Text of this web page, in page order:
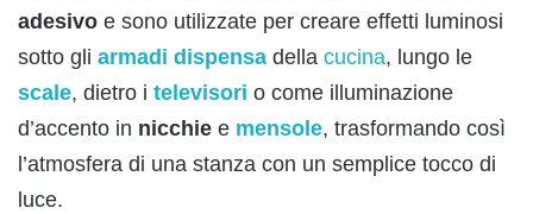
adesivo e sono utilizzate per creare effetti luminosi
sotto gli armadi dispensa della cucina, lungo le
scale, dietro i televisori o come illuminazione
d’accento in nicchie e mensole, trasformando così
l’atmosfera di una stanza con un semplice tocco di
luce.